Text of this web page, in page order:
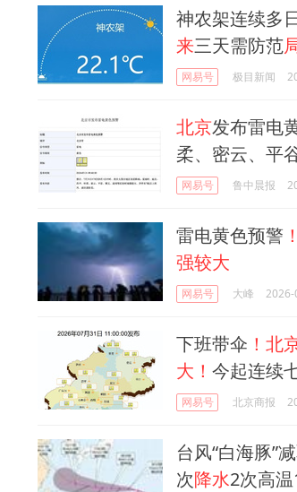
神农架连续多
来三天需防范
网易号 极目新闻
北京发布雷电
柔、密云、平
网易号 鲁中晨报
雷电黄色预警
强较大
网易号 大峰 2026-
下班带伞 ！北
大！ 今起连续
网易号 北京商报
台风“白海豚”
次降水2次高